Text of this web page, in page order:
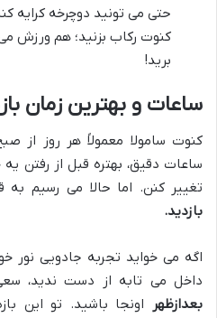
حتی می تونید دوچرخه کرایه
کنوت رکاب بزنید؛ هم ورزش
برید!
ساعات و بهترین زمان
کنوت سامولا معمولاً هر روز از
ساعات دقیق، بهتره قبل از رفتن
تغییر کنن. اما حالا می رسیم
بازدید.
اگه می خواید تجربه جادویی نور
داخل می تابه از دست ندید،
بعدازظهر
اونجا باشید. تو این